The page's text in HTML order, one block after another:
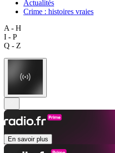
Actualités
Crime : histoires vraies
A - H
I - P
Q - Z
En savoir plus